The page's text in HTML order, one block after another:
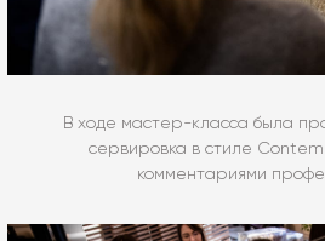
В ходе мастер-класса была
сервировка в стиле
комментариями